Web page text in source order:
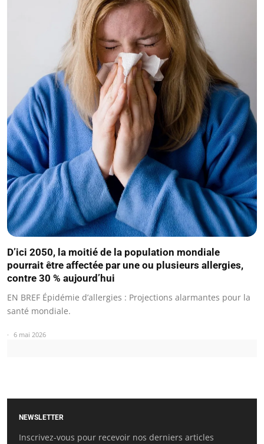
D’ici 2050, la moitié de la population mondiale
pourrait être affectée par une ou plusieurs allergies,
contre 30 % aujourd’hui
EN BREF Épidémie d’allergies : Projections alarmantes pour la
santé mondiale.
6 mai 2026
NEWSLETTER
Inscrivez-vous pour recevoir nos derniers articles